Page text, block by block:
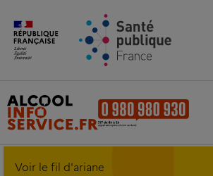
Aller au contenu principal
Voir le fil d'ariane